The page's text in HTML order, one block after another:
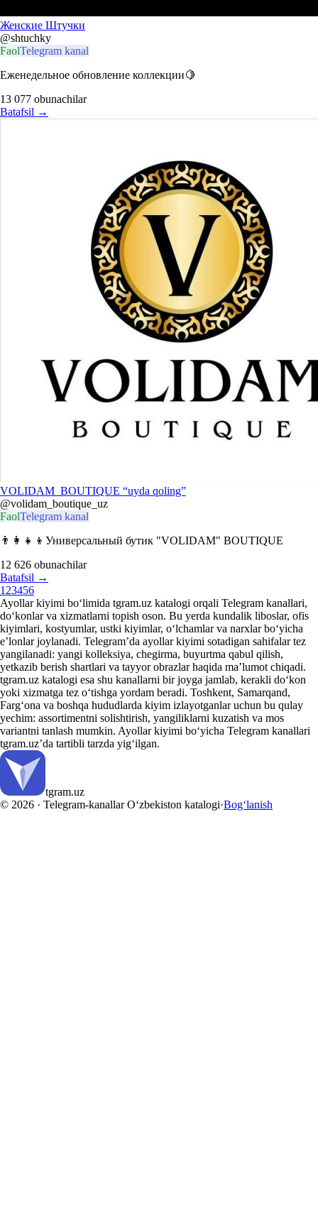
Женские Штучки
@shtuchky
FaolTelegram kanal
Еженедельное обновление коллекции🍋
13 077 obunachilar
Batafsil →
VOLIDAM_BOUTIQUE “uyda qoling”
@volidam_boutique_uz
FaolTelegram kanal
👨‍👩‍👧‍👦Универсальный бутик "VOLIDAM" BOUTIQUE
12 626 obunachilar
Batafsil →
1 23456
Ayollar kiyimi bo‘limida tgram.uz katalogi orqali Telegram kanallari,
do‘konlar va xizmatlarni topish oson. Bu yerda kundalik liboslar, ofis
kiyimlari, kostyumlar, ustki kiyimlar, o‘lchamlar va narxlar bo‘yicha
e’lonlar joylanadi. Telegram’da ayollar kiyimi sotadigan sahifalar tez
yangilanadi: yangi kolleksiya, chegirma, buyurtma qabul qilish,
yetkazib berish shartlari va tayyor obrazlar haqida ma’lumot chiqadi.
tgram.uz katalogi esa shu kanallarni bir joyga jamlab, kerakli do‘kon
yoki xizmatga tez o‘tishga yordam beradi. Toshkent, Samarqand,
Farg‘ona va boshqa hududlarda kiyim izlayotganlar uchun bu qulay
yechim: assortimentni solishtirish, yangiliklarni kuzatish va mos
variantni tanlash mumkin. Ayollar kiyimi bo‘yicha Telegram kanallari
tgram.uz’da tartibli tarzda yig‘ilgan.
tgram.uz
© 2026 · Telegram-kanallar O‘zbekiston katalogi·Bog‘lanish